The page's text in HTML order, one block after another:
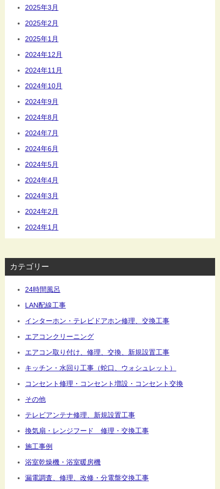
2025年3月
2025年2月
2025年1月
2024年12月
2024年11月
2024年10月
2024年9月
2024年8月
2024年7月
2024年6月
2024年5月
2024年4月
2024年3月
2024年2月
2024年1月
カテゴリー
24時間風呂
LAN配線工事
インターホン・テレビドアホン修理、交換工事
エアコンクリーニング
エアコン取り付け、修理、交換、新規設置工事
キッチン・水回り工事（蛇口、ウォシュレット）
コンセント修理・コンセント増設・コンセント交換
その他
テレビアンテナ修理、新規設置工事
換気扇・レンジフード 修理・交換工事
施工事例
浴室乾燥機・浴室暖房機
漏電調査、修理、改修・分電盤交換工事